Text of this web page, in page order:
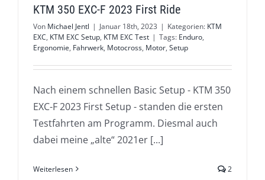
KTM 350 EXC-F 2023 First Ride
Von Michael Jentl | Januar 18th, 2023 | Kategorien: KTM
EXC, KTM EXC Setup, KTM EXC Test | Tags: Enduro,
Ergonomie, Fahrwerk, Motocross, Motor, Setup
Nach einem schnellen Basic Setup - KTM 350
EXC-F 2023 First Setup - standen die ersten
Testfahrten am Programm. Diesmal auch
dabei meine „alte“ 2021er [...]
Weiterlesen 2